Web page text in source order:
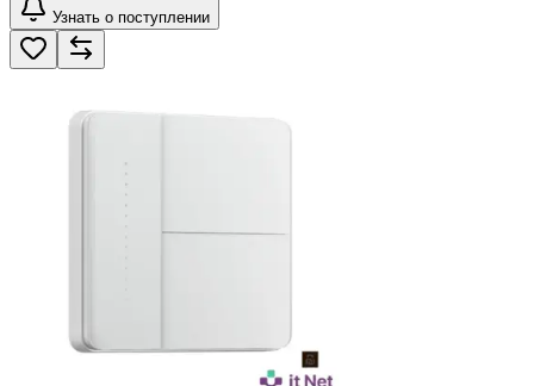
Узнать о поступлении